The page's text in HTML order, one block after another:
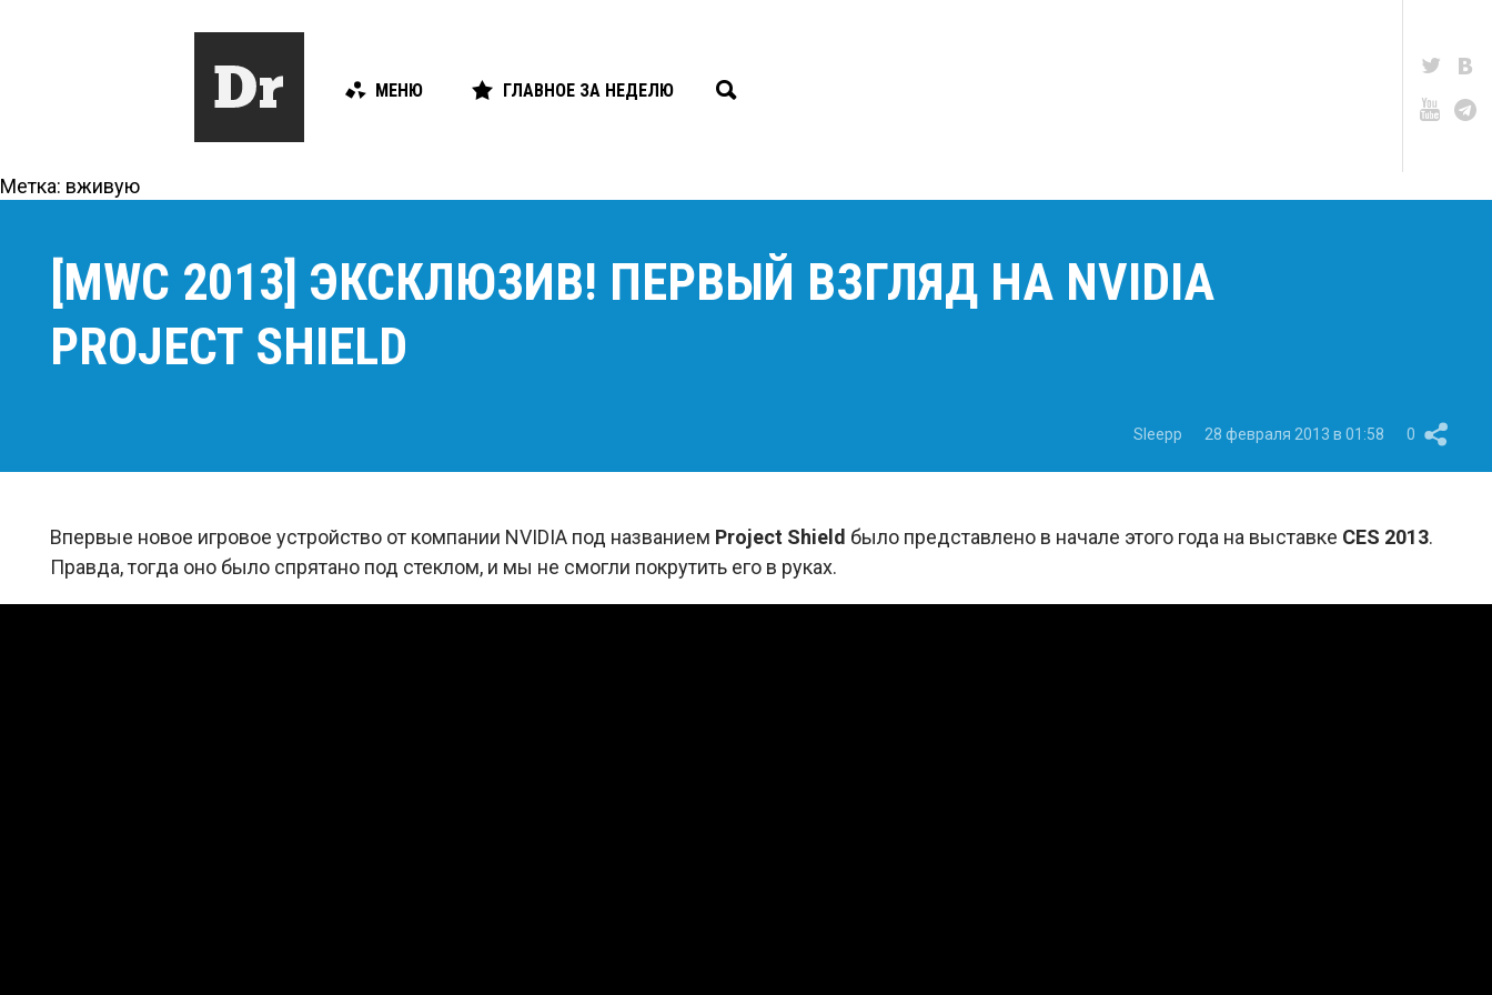
МЕНЮ ГЛАВНОЕ ЗА НЕДЕЛЮ
Метка: вживую
[MWC 2013] ЭКСКЛЮЗИВ! ПЕРВЫЙ ВЗГЛЯД НА NVIDIA
PROJECT SHIELD
Sleepp 28 февраля 2013 в 01:58 0
Впервые новое игровое устройство от компании NVIDIA под названием Project Shield было представлено в начале этого года на выставке CES 2013.
Правда, тогда оно было спрятано под стеклом, и мы не смогли покрутить его в руках.